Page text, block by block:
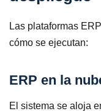
Las plataformas
cómo se ejecutan:
ERP en la
El sistema se aloja